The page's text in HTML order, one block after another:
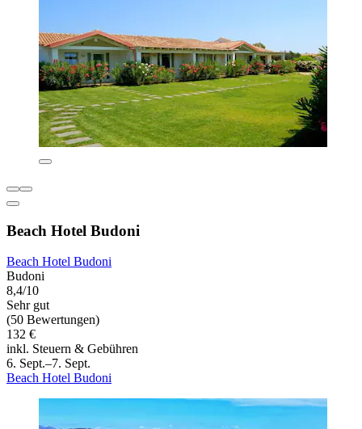
Beach Hotel Budoni
Beach Hotel Budoni
Budoni
8,4/10
Sehr gut
(50 Bewertungen)
132 €
inkl. Steuern & Gebühren
6. Sept.–7. Sept.
Beach Hotel Budoni